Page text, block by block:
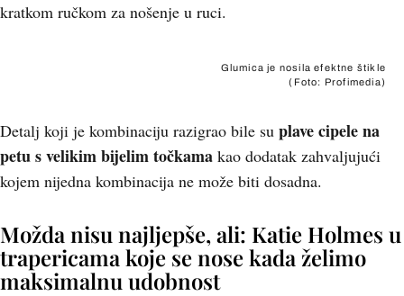
kratkom ručkom za nošenje u ruci.
Glumica je nosila efektne štikle
(Foto: Profimedia)
Detalj koji je kombinaciju razigrao bile su plave cipele na
petu s velikim bijelim točkama kao dodatak zahvaljujući
kojem nijedna kombinacija ne može biti dosadna.
Možda nisu najljepše, ali: Katie Holmes u
trapericama koje se nose kada želimo
maksimalnu udobnost